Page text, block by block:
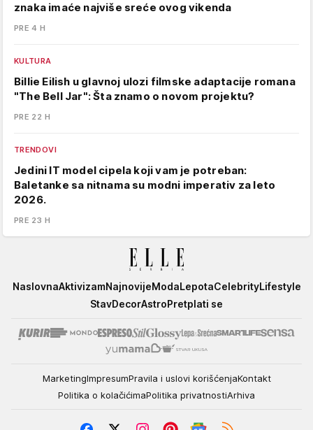
znaka imaće najviše sreće ovog vikenda
PRE 4 H
KULTURA
Billie Eilish u glavnoj ulozi filmske adaptacije romana
"The Bell Jar": Šta znamo o novom projektu?
PRE 22 H
TRENDOVI
Jedini IT model cipela koji vam je potreban:
Baletanke sa nitnama su modni imperativ za leto
2026.
PRE 23 H
Elle
NaslovnaAktivizamNajnovijeModaLepotaCelebrityLifestyle
StavDecorAstroPretplati se
MarketingImpresumPravila i uslovi korišćenjaKontakt
Politika o kolačićimaPolitika privatnostiArhiva